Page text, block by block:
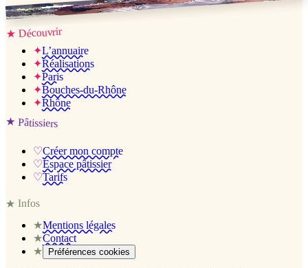
Jessica & Jérémy ♡
★ Découvrir
✦L’annuaire
✦Réalisations
✦Paris
✦Bouches-du-Rhône
✦Rhône
★ Pâtissiers
♡Créer mon compte
♡Espace pâtissier
♡Tarifs
★Infos
★Mentions légales
★Contact
★
Préférences cookies